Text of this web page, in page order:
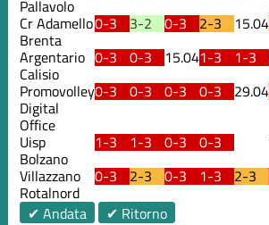
Pallavolo
Cr Adamello
Brenta
0-3 3-2 0-3 2-3 15.04
Argentario
Calisio
0-3 0-3 15.041-3 1-3
Promovolley
Digital
Office
0-3 0-3 0-3 0-3 29.04
Uisp
Bolzano
1-3 1-3 0-3 0-3
Villazzano
Rotalnord
0-3 2-3 0-3 1-3 2-3
✔ Andata
✔ Ritorno